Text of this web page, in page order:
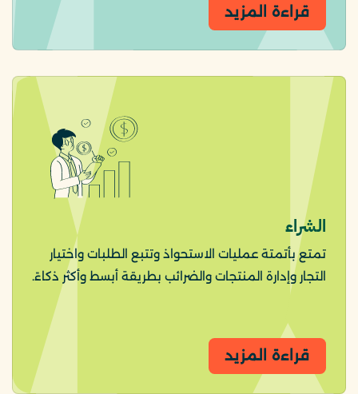
قراءة المزيد
الشراء
تمتع بأتمتة عمليات الاستحواذ وتتبع الطلبات واختيار
التجار وإدارة المنتجات والضرائب بطريقة أبسط وأكثر ذكاءً.
قراءة المزيد